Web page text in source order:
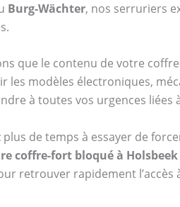
Burg-Wächter, nos serruriers
que le contenu de votre
les modèles électroniques,
à toutes vos urgences liées
plus de temps à essayer de
coffre-fort bloqué à Holsbeek
retrouver rapidement